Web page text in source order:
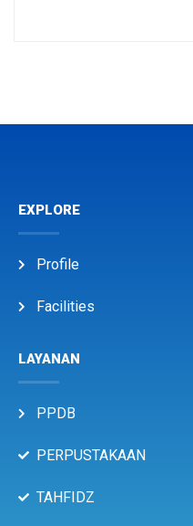
EXPLORE
Profile
Facilities
LAYANAN
PPDB
PERPUSTAKAAN
TAHFIDZ